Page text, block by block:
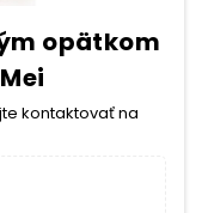
opätkom
kontaktovať na